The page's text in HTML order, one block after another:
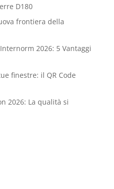
D180
frontiera della
2026: 5 Vantaggi
finestre: il QR Code
2026: La qualità si